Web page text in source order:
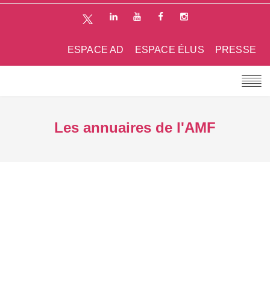
PRESSE
ESPACE ÉLUS
ESPACE AD
Les annuaires de l'AMF